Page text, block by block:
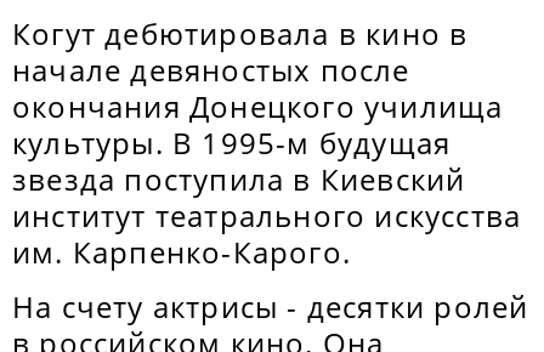
Когут дебютировала в кино в
начале девяностых после
окончания Донецкого училища
культуры. В 1995-м будущая
звезда поступила в Киевский
институт театрального искусства
им. Карпенко-Карого.
На счету актрисы - десятки ролей
в российском кино. Она